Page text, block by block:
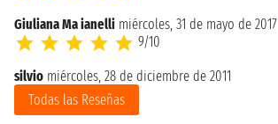
Giuliana Ma ianelli miércoles, 31 de mayo de 2017
9/10
silvio miércoles, 28 de diciembre de 2011
Todas las Reseñas